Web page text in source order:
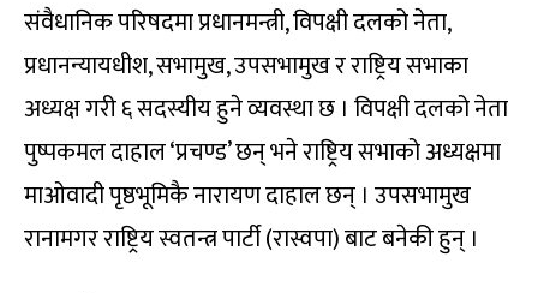
संवैधानिक परिषदमा प्रधानमन्त्री, विपक्षी दलको नेता,
प्रधानन्यायधीश, सभामुख, उपसभामुख र राष्ट्रिय सभाका
अध्यक्ष गरी ६ सदस्यीय हुने व्यवस्था छ । विपक्षी दलको नेता
पुष्पकमल दाहाल ‘प्रचण्ड’ छन् भने राष्ट्रिय सभाको अध्यक्षमा
माओवादी पृष्ठभूमिकै नारायण दाहाल छन् । उपसभामुख
रानामगर राष्ट्रिय स्वतन्त्र पार्टी (रास्वपा) बाट बनेकी हुन् ।